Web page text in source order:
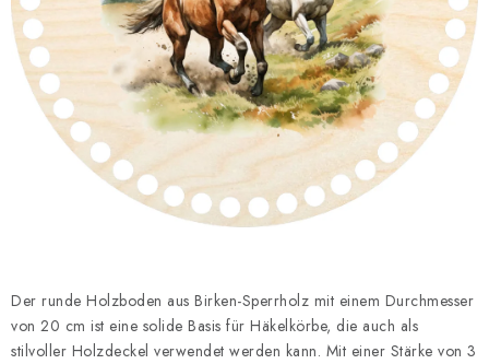
Datenschutzerklärung
Impressum
Der runde Holzboden aus Birken-Sperrholz mit einem Durchmesser
von 20 cm ist eine solide Basis für Häkelkörbe, die auch als
stilvoller Holzdeckel verwendet werden kann. Mit einer Stärke von 3